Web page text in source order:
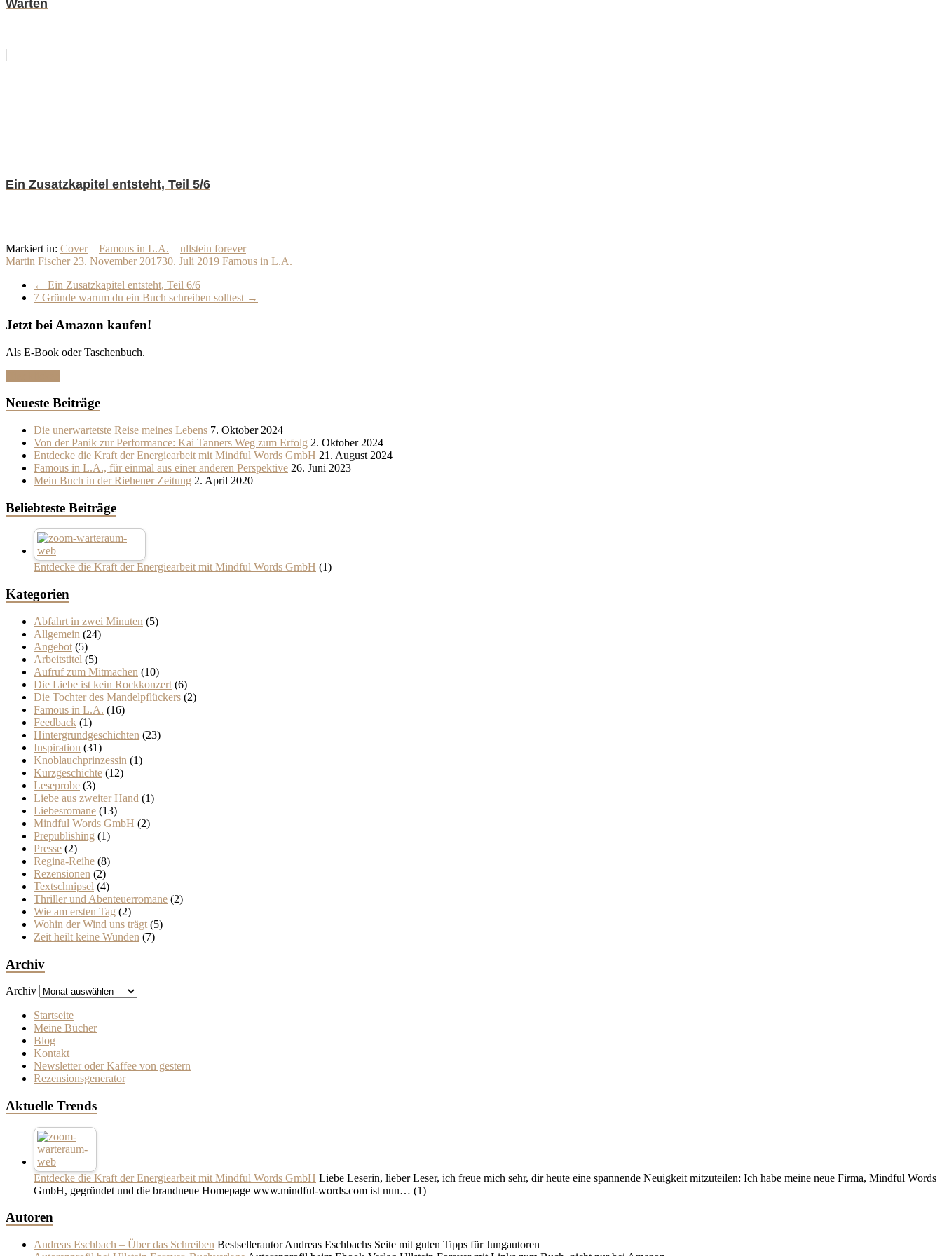
Warten
Ein Zusatzkapitel entsteht, Teil 5/6
Markiert in: Cover Famous in L.A.
ullstein forever
Martin Fischer 23. November 201730. Juli 2019 Famous in L.A.
← Ein Zusatzkapitel entsteht, Teil 6/6
7 Gründe warum du ein Buch schreiben solltest →
Jetzt bei Amazon kaufen!
Als E-Book oder Taschenbuch.
Neueste Beiträge
Die unerwartetste Reise meines Lebens 7. Oktober 2024
Von der Panik zur Performance: Kai Tanners Weg zum Erfolg 2. Oktober 2024
Entdecke die Kraft der Energiearbeit mit Mindful Words GmbH 21. August 2024
Famous in L.A., für einmal aus einer anderen Perspektive 26. Juni 2023
Mein Buch in der Riehener Zeitung 2. April 2020
Beliebteste Beiträge
Entdecke die Kraft der Energiearbeit mit Mindful Words GmbH (1)
Kategorien
Abfahrt in zwei Minuten (5)
Allgemein (24)
Angebot (5)
Arbeitstitel (5)
Aufruf zum Mitmachen (10)
Die Liebe ist kein Rockkonzert (6)
Die Tochter des Mandelpflückers (2)
Famous in L.A. (16)
Feedback (1)
Hintergrundgeschichten (23)
Inspiration (31)
Knoblauchprinzessin (1)
Kurzgeschichte (12)
Leseprobe (3)
Liebe aus zweiter Hand (1)
Liebesromane (13)
Mindful Words GmbH (2)
Prepublishing (1)
Presse (2)
Regina-Reihe (8)
Rezensionen (2)
Textschnipsel (4)
Thriller und Abenteuerromane (2)
Wie am ersten Tag (2)
Wohin der Wind uns trägt (5)
Zeit heilt keine Wunden (7)
Archiv
Archiv
Startseite
Meine Bücher
Blog
Kontakt
Newsletter oder Kaffee von gestern
Rezensionsgenerator
Aktuelle Trends
Entdecke die Kraft der Energiearbeit mit Mindful Words GmbH Liebe Leserin, lieber Leser, ich freue mich sehr, dir heute eine spannende Neuigkeit mitzuteilen: Ich habe meine neue Firma, Mindful Words
GmbH, gegründet und die brandneue Homepage www.mindful-words.com ist nun… (1)
Autoren
Andreas Eschbach – Über das Schreiben Bestsellerautor Andreas Eschbachs Seite mit guten Tipps für Jungautoren